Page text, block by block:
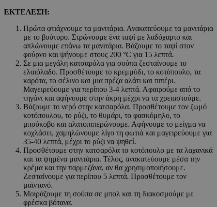
ΕΚΤΕΛΕΣΗ:
Πρώτα φτιάχνουμε τα μανιτάρια. Ανακατεύουμε τα μανιτάρια
με το βούτυρο. Στρώνουμε ένα ταψί με λαδόχαρτο και
απλώνουμε επάνω τα μανιτάρια. Βάζουμε το ταψί στον
φούρνο και ψήνουμε στους 200 °C για 15 λεπτά.
Σε μια μεγάλη κατσαρόλα για σούπα ζεσταίνουμε το
ελαιόλαδο. Προσθέτουμε το κρεμμύδι, το κοτόπουλο, τα
καρότα, το σέλινο και μια πρέζα αλάτι και πιπέρι.
Μαγειρεύουμε για περίπου 3-4 λεπτά. Αφαιρούμε από το
τηγάνι και αφήνουμε στην άκρη μέχρι να τα χρειαστούμε.
Βάζουμε το νερό στην κατσαρόλα. Προσθέτουμε τον ζωμό
κοτόπουλου, το ρύζι, το θυμάρι, το φασκόμηλο, το
μπούκοβο και αλατοπιπερώνουμε. Αφήνουμε το μείγμα να
κοχλάσει, χαμηλώνουμε λίγο τη φωτιά και μαγειρεύουμε για
35-40 λεπτά, μέχρι το ρύζι να ψηθεί.
Προσθέτουμε στην κατσαρόλα το κοτόπουλο με τα λαχανικά
και τα ψημένα μανιτάρια. Τέλος, ανακατεύουμε μέσα την
κρέμα και την παρμεζάνα, αν θα χρησιμοποιήσουμε.
Ζεσταίνουμε για περίπου 5 λεπτά. Προσθέτουμε τον
μαϊντανό.
Μοιράζουμε τη σούπα σε μπολ και τη διακοσμούμε με
φρέσκα βότανα.